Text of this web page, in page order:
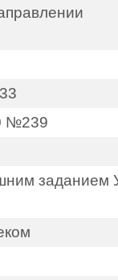
№239
заданием